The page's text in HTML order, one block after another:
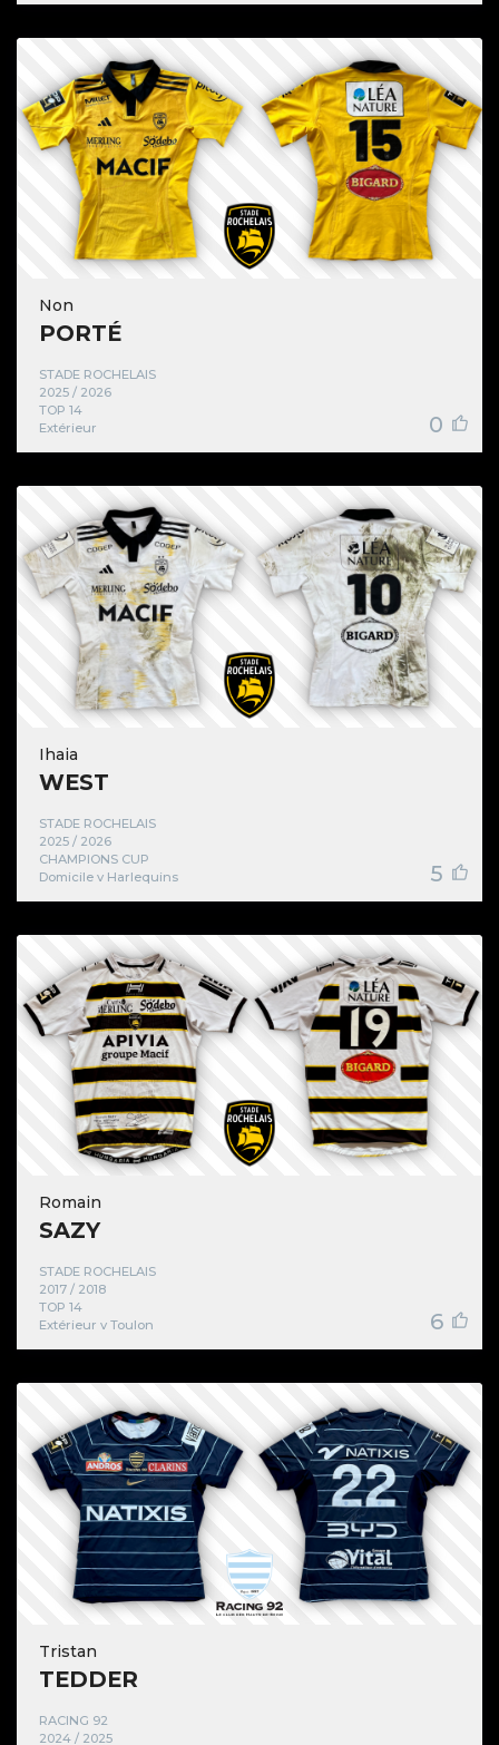
Non
PORTÉ
STADE ROCHELAIS
2025 / 2026
TOP 14
Extérieur
0
Ihaia
WEST
STADE ROCHELAIS
2025 / 2026
CHAMPIONS CUP
Domicile v Harlequins
5
Romain
SAZY
STADE ROCHELAIS
2017 / 2018
TOP 14
Extérieur v Toulon
6
Tristan
TEDDER
RACING 92
2024 / 2025